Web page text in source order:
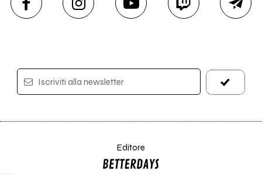
Iscriviti alla newsletter
Editore